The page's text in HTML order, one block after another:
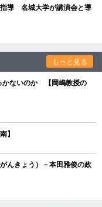
指導 名城大学が講演会と導
もっと見る
かないのか 【岡嶋教授の
】
んきょう）－本田雅俊の政